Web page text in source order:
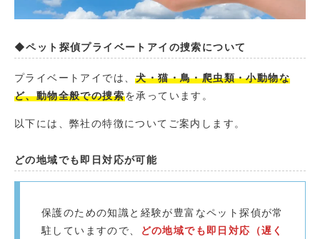
◆ペット探偵プライベートアイの捜索について
プライベートアイでは、犬・猫・鳥・爬虫類・小動物な
ど、動物全般での捜索を承っています。
以下には、弊社の特徴についてご案内します。
どの地域でも即日対応が可能
保護のための知識と経験が豊富なペット探偵が常
駐していますので、
どの地域でも即日対応（遅く